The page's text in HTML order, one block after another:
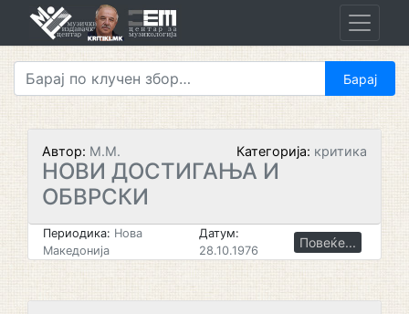
Автор: М.М. Категорија: критика
НОВИ ДОСТИГАЊА И
ОБВРСКИ
Периодика: Нова
Македонија
Датум:
28.10.1976
Повеќе...